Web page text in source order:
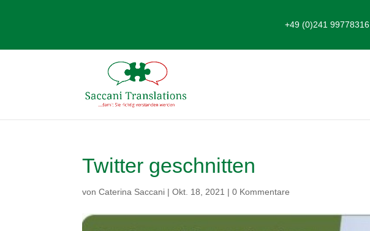
+49 (0)241 99778316
Twitter geschnitten
vonCaterina Saccani |Okt. 18, 2021 |0 Kommentare